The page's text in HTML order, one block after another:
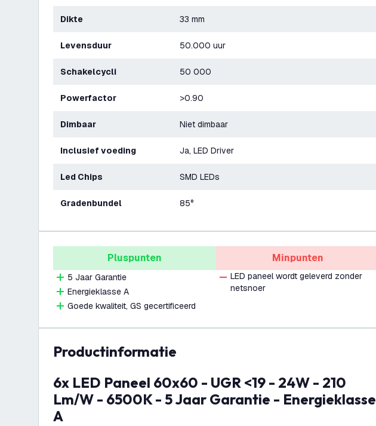
Dikte 33 mm
Levensduur 50.000 uur
Schakelcycli 50 000
Powerfactor >0.90
Dimbaar Niet dimbaar
Inclusief voeding Ja, LED Driver
Led Chips SMD LEDs
Gradenbundel 85°
Pluspunten
5 Jaar Garantie
Energieklasse A
Goede kwaliteit, GS gecertificeerd
Minpunten
LED paneel wordt geleverd zonder
netsnoer
productinformatie
6x LED Paneel 60x60 - UGR <19 - 24W - 210
Lm/W - 6500K - 5 Jaar Garantie - Energieklasse
A